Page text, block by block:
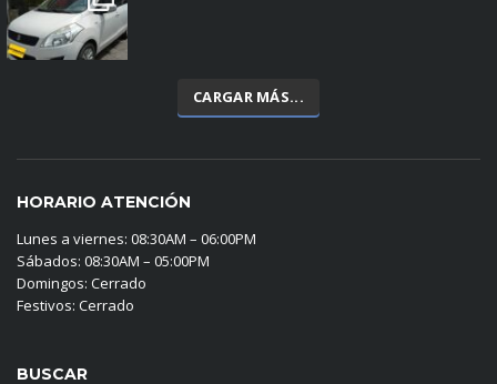
CARGAR MÁS...
HORARIO ATENCIÓN
Lunes a viernes: 08:30AM – 06:00PM
Sábados: 08:30AM – 05:00PM
Domingos: Cerrado
Festivos: Cerrado
BUSCAR